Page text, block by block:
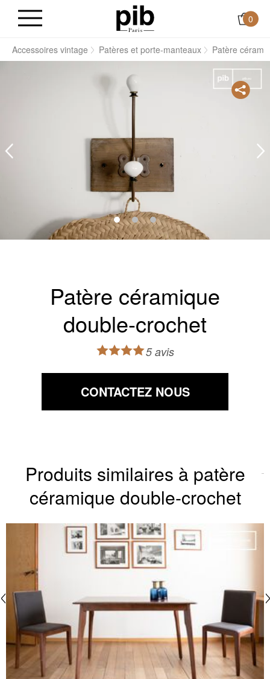
0
Accessoires vintage Patères et porte-manteaux Patère
Patère céramique
double-crochet
5 avis
CONTACTEZ NOUS
Produits similaires à patère
céramique double-crochet